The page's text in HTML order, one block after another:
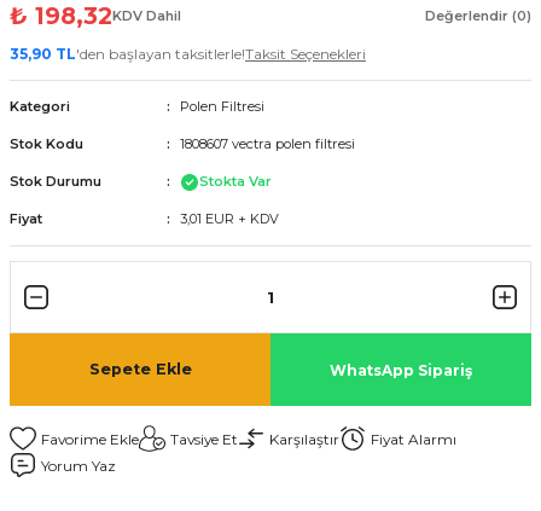
₺ 198,32KDV Dahil Değerlendir (0)
35,90 TL'den başlayan taksitlerle!Taksit Seçenekleri
Kategori Polen Filtresi
Stok Kodu 1808607 vectra polen filtresi
Stok Durumu Stokta Var
Fiyat 3,01 EUR + KDV
Sepete Ekle WhatsApp Sipariş
Tavsiye Et Karşılaştır
Fiyat Alarmı
Yorum Yaz